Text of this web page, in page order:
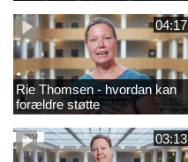
04:17
Rie Thomsen - hvordan kan
forældre støtte
03:13